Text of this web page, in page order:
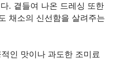
. 곁들여 나온 드레싱 또한
채소의 신선함을 살려주는
인 맛이나 과도한 조미료